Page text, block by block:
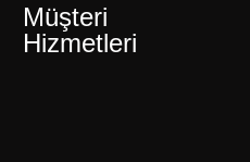
Müşteri
Hizmetleri